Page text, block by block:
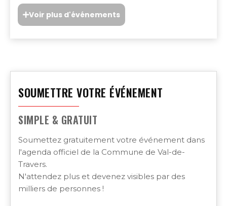
Voir plus d'événements
SOUMETTRE VOTRE ÉVÉNEMENT
SIMPLE & GRATUIT
Soumettez gratuitement votre événement dans
l'agenda officiel de la Commune de Val-de-
Travers.
N'attendez plus et devenez visibles par des
milliers de personnes !